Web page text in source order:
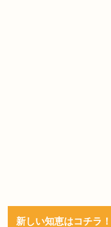
新しい知恵はコチラ！